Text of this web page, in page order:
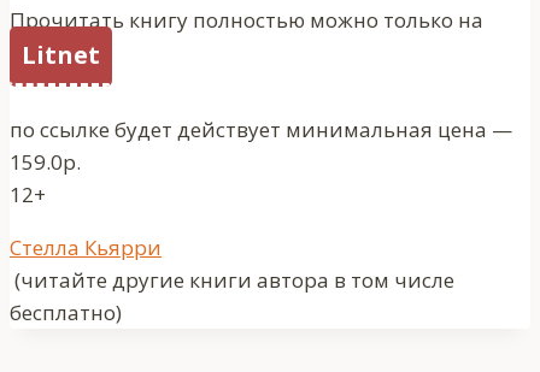
Прочитать книгу полностью можно только на
Litnet
по ссылке будет действует минимальная цена —
159.0р.
12+
Метки
записи:
Стелла Кьярри
(читайте другие книги автора в том числе
бесплатно)